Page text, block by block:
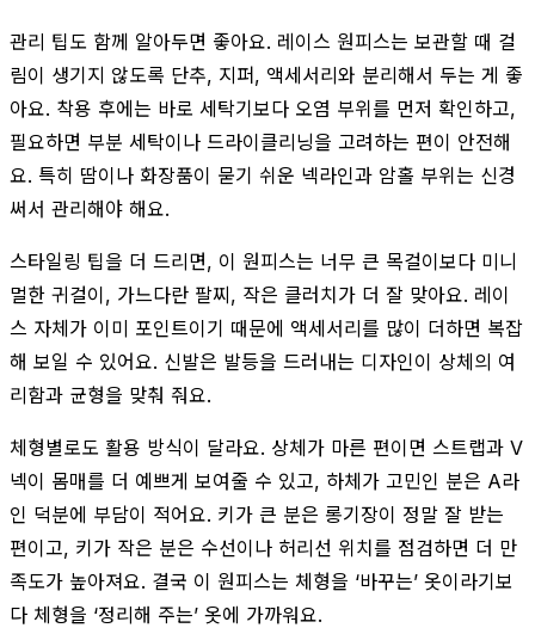
관리 팁도 함께 알아두면 좋아요. 레이스 원피스는 보관할 때 걸
림이 생기지 않도록 단추, 지퍼, 액세서리와 분리해서 두는 게 좋
아요. 착용 후에는 바로 세탁기보다 오염 부위를 먼저 확인하고,
필요하면 부분 세탁이나 드라이클리닝을 고려하는 편이 안전해
요. 특히 땀이나 화장품이 묻기 쉬운 넥라인과 암홀 부위는 신경
써서 관리해야 해요.
스타일링 팁을 더 드리면, 이 원피스는 너무 큰 목걸이보다 미니
멀한 귀걸이, 가느다란 팔찌, 작은 클러치가 더 잘 맞아요. 레이
스 자체가 이미 포인트이기 때문에 액세서리를 많이 더하면 복잡
해 보일 수 있어요. 신발은 발등을 드러내는 디자인이 상체의 여
리함과 균형을 맞춰 줘요.
체형별로도 활용 방식이 달라요. 상체가 마른 편이면 스트랩과 V
넥이 몸매를 더 예쁘게 보여줄 수 있고, 하체가 고민인 분은 A라
인 덕분에 부담이 적어요. 키가 큰 분은 롱기장이 정말 잘 받는
편이고, 키가 작은 분은 수선이나 허리선 위치를 점검하면 더 만
족도가 높아져요. 결국 이 원피스는 체형을 ‘바꾸는’ 옷이라기보
다 체형을 ‘정리해 주는’ 옷에 가까워요.